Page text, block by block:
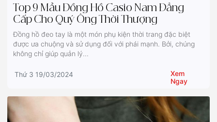
Top 9 Mẫu Đồng Hồ Casio Nam Đẳng
Cấp Cho Quý Ông Thời Thượng
Đồng hồ đeo tay là một món phụ kiện thời trang đặc biệt
được ưa chuộng và sử dụng đối với phái mạnh. Bởi, chúng
không chỉ giúp quản lý...
Thứ 3 19/03/2024
Xem
Ngay